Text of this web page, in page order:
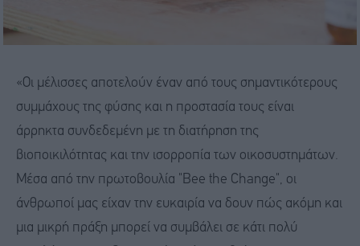
«Οι μέλισσες αποτελούν έναν από τους σημαντικότερους
συμμάχους της φύσης και η προστασία τους είναι
άρρηκτα συνδεδεμένη με τη διατήρηση της
βιοποικιλότητας και την ισορροπία των οικοσυστημάτων.
Μέσα από την πρωτοβουλία "Bee the Change", οι
άνθρωποί μας είχαν την ευκαιρία να δουν πώς ακόμη και
μια μικρή πράξη μπορεί να συμβάλει σε κάτι πολύ